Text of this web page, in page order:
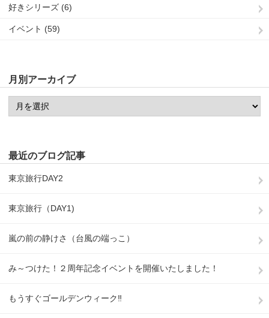
好きシリーズ (6)
イベント (59)
月別アーカイブ
最近のブログ記事
東京旅行DAY2
東京旅行（DAY1)
嵐の前の静けさ（台風の端っこ）
み～つけた！２周年記念イベントを開催いたしました！
もうすぐゴールデンウィーク‼